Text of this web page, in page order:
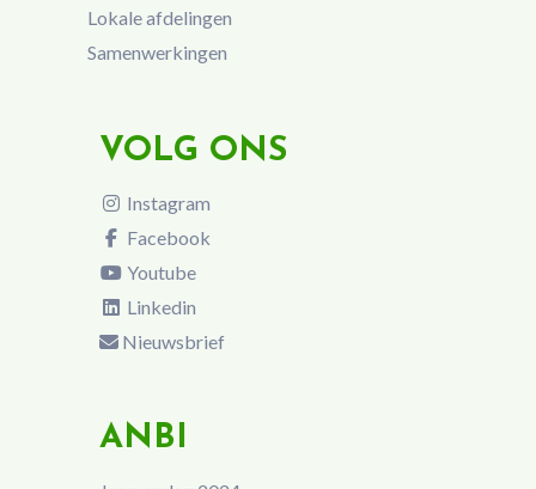
Lokale afdelingen
Samenwerkingen
VOLG ONS
Instagram
Facebook
Youtube
Linkedin
Nieuwsbrief
ANBI